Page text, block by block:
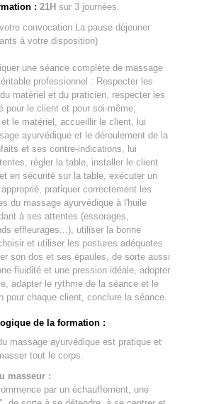
: 21H sur 3 journées.
convocation La pause déjeuner
à votre disposition)
une séance complète de massage
professionnel : Respecter les
matériel et du praticien, respecter les
pour le client et pour soi-même,
le matériel, accueillir le client, lui
ayurvédique et le déroulement de la
et ses contre-indications, lui
régler la table, installer le client
en sécurité sur la table, exécuter un
pratiquer correctement les
du massage ayurvédique à l'huile
à ses attentes (essorages,
effleurages...), utiliser la bonne
et utiliser les postures adéquates
son dos et ses épaules, de sorte aussi
fluidité et une pression idéale, adopter
adapter le rythme de la séance et le
pour chaque client, conclure la séance.
de la formation :
massage ayurvédique est pratique et
tout le corps.
masseur :
par un échauffement, une